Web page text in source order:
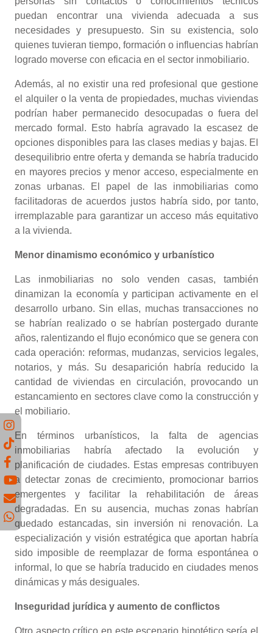
puedan encontrar una vivienda adecuada a sus
necesidades y presupuesto. Sin su existencia, solo
quienes tuvieran tiempo, formación o influencias habrían
logrado moverse con eficacia en el sector inmobiliario.
Además, al no existir una red profesional que gestione
el alquiler o la venta de propiedades, muchas viviendas
podrían haber permanecido desocupadas o fuera del
mercado formal. Esto habría agravado la escasez de
opciones disponibles para las clases medias y bajas. El
desequilibrio entre oferta y demanda se habría traducido
en mayores precios y menor acceso, especialmente en
zonas urbanas. El papel de las inmobiliarias como
facilitadoras de acuerdos justos habría sido, por tanto,
irremplazable para garantizar un acceso más equitativo
a la vivienda.
Menor dinamismo económico y urbanístico
Las inmobiliarias no solo venden casas, también
dinamizan la economía y participan activamente en el
desarrollo urbano. Sin ellas, muchas transacciones no
se habrían realizado o se habrían postergado durante
años, ralentizando el flujo económico que se genera con
cada operación: reformas, mudanzas, servicios legales,
notarios, y más. Su desaparición habría reducido la
cantidad de viviendas en circulación, provocando un
estancamiento en sectores clave como la construcción y
el mobiliario.
En términos urbanísticos, la falta de agencias
inmobiliarias habría afectado la evolución y
planificación de ciudades. Estas empresas contribuyen
a detectar zonas de crecimiento, promocionar barrios
emergentes y facilitar la rehabilitación de áreas
degradadas. En su ausencia, muchas zonas habrían
quedado estancadas, sin inversión ni renovación. La
especialización y visión estratégica que aportan habría
sido imposible de reemplazar de forma espontánea o
informal, lo que se habría traducido en ciudades menos
dinámicas y más desiguales.
Inseguridad jurídica y aumento de conflictos
Otro aspecto crítico en este escenario hipotético sería el